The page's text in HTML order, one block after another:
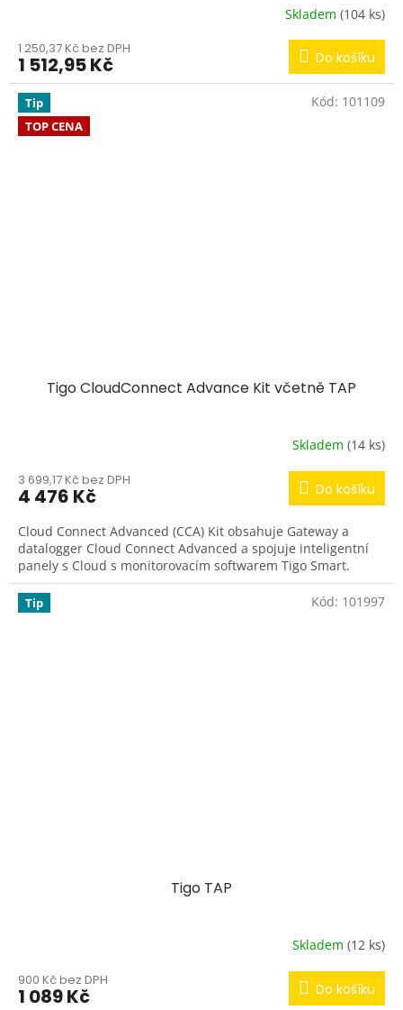
Skladem (104 ks)
1 250,37 Kč bez DPH
1 512,95 Kč Do košíku
Tip
TOP CENA
Tigo CloudConnect Advance Kit včetně TAP
Skladem (14 ks)
3 699,17 Kč bez DPH
4 476 Kč Do košíku
Cloud Connect Advanced (CCA) Kit obsahuje Gateway a
datalogger Cloud Connect Advanced a spojuje inteligentní
panely s Cloud s monitorovacím softwarem Tigo Smart.
Kód: 101109
Tip
Tigo TAP
Skladem (12 ks)
900 Kč bez DPH
1 089 Kč Do košíku
Kód: 101997